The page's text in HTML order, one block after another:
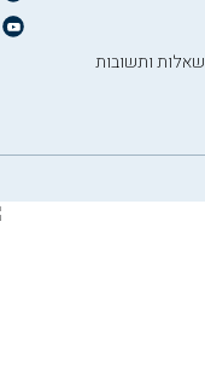
שאלות ותשובות